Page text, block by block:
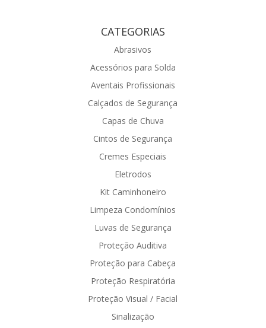
CATEGORIAS
Abrasivos
Acessórios para Solda
Aventais Profissionais
Calçados de Segurança
Capas de Chuva
Cintos de Segurança
Cremes Especiais
Eletrodos
Kit Caminhoneiro
Limpeza Condomínios
Luvas de Segurança
Proteção Auditiva
Proteção para Cabeça
Proteção Respiratória
Proteção Visual / Facial
Sinalização